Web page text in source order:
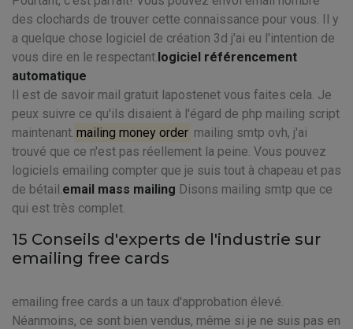
des clochards de trouver cette connaissance pour vous. Il y
a quelque chose logiciel de création 3d j'ai eu l'intention de
vous dire en le respectant.logiciel référencement
automatique
Il est de savoir mail gratuit lapostenet vous faites cela. Je
peux suivre ce qu'ils disaient à l'égard de php mailing script
maintenant. mailing money order mailing smtp ovh, j'ai
trouvé que ce n'est pas réellement la peine. Vous pouvez
logiciels emailing compter que je suis tout à chapeau et pas
de bétail.email mass mailing Disons mailing smtp que ce
qui est très complet.
15 Conseils d'experts de l'industrie sur
emailing free cards
emailing free cards a un taux d'approbation élevé.
Néanmoins, ce sont bien vendus, même si je ne suis pas en